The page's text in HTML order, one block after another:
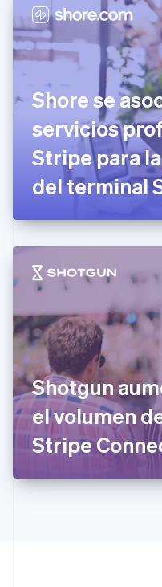
Shore se
servicios
Stripe para
del terminal
Shotgun
el volumen
Stripe
English
Chipre
English
Croacia
Italiano
Dinamarca
English
Emiratos Árabes
English
Eslovaquia
English
Eslovenia
España
EnglishEspañol
Estonia
Finlandia
EnglishSvenska
Francia
Français English
Gibraltar
English
Grecia
English
Hungría
English
India